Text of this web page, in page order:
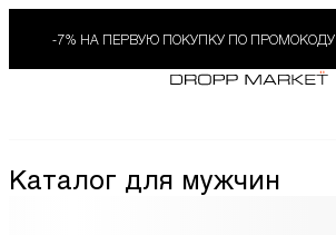
-7% НА ПЕРВУЮ ПОКУПКУ ПО ПРОМОКОДУ
Каталог для мужчин